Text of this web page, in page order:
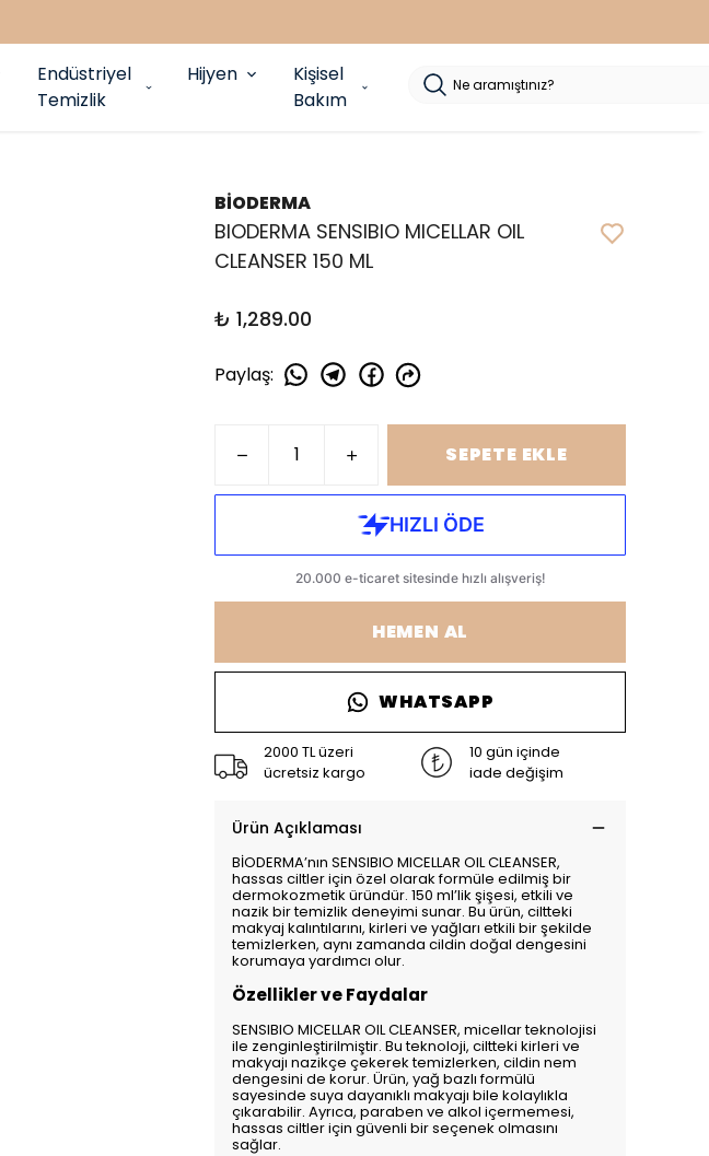
Endüstriyel
Temizlik
Hijyen
Kişisel
Bakım
BİODERMA
BIODERMA SENSIBIO MICELLAR OIL
CLEANSER 150 ML
₺ 1,289.00
Paylaş:
SEPETE EKLE
HEMEN AL
WHATSAPP
2000 TL üzeri
ücretsiz kargo
10 gün içinde
iade değişim
Ürün Açıklaması
BİODERMA’nın SENSIBIO MICELLAR OIL CLEANSER,
hassas ciltler için özel olarak formüle edilmiş bir
dermokozmetik üründür. 150 ml’lik şişesi, etkili ve
nazik bir temizlik deneyimi sunar. Bu ürün, ciltteki
makyaj kalıntılarını, kirleri ve yağları etkili bir şekilde
temizlerken, aynı zamanda cildin doğal dengesini
korumaya yardımcı olur.
Özellikler ve Faydalar
SENSIBIO MICELLAR OIL CLEANSER, micellar teknolojisi
ile zenginleştirilmiştir. Bu teknoloji, ciltteki kirleri ve
makyajı nazikçe çekerek temizlerken, cildin nem
dengesini de korur. Ürün, yağ bazlı formülü
sayesinde suya dayanıklı makyajı bile kolaylıkla
çıkarabilir. Ayrıca, paraben ve alkol içermemesi,
hassas ciltler için güvenli bir seçenek olmasını
sağlar.